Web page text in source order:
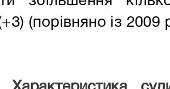
(порівняно із 2009